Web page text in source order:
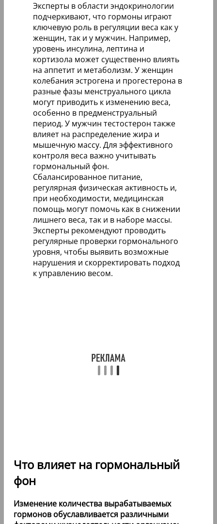
Эксперты в области эндокринологии
подчеркивают, что гормоны играют
ключевую роль в регуляции веса как у
женщин, так и у мужчин. Например,
уровень инсулина, лептина и
кортизола может существенно влиять
на аппетит и метаболизм. У женщин
колебания эстрогена и прогестерона в
разные фазы менструального цикла
могут приводить к изменению веса,
особенно в предменструальный
период. У мужчин тестостерон также
влияет на распределение жира и
мышечную массу. Для эффективного
контроля веса важно учитывать
гормональный фон.
Сбалансированное питание,
регулярная физическая активность и,
при необходимости, медицинская
помощь могут помочь как в снижении
лишнего веса, так и в наборе массы.
Эксперты рекомендуют проводить
регулярные проверки гормонального
уровня, чтобы выявить возможные
нарушения и скорректировать подход
к управлению весом.
Что влияет на гормональный
фон
Изменение количества вырабатываемых
гормонов обуславливается различными